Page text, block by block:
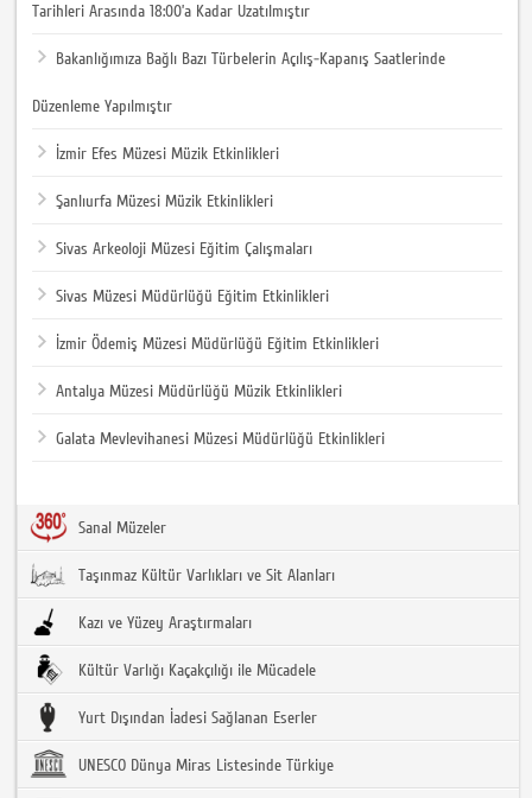
Tarihleri Arasında 18:00’a Kadar Uzatılmıştır
Bakanlığımıza Bağlı Bazı Türbelerin Açılış-Kapanış Saatlerinde
Düzenleme Yapılmıştır
İzmir Efes Müzesi Müzik Etkinlikleri
Şanlıurfa Müzesi Müzik Etkinlikleri
Sivas Arkeoloji Müzesi Eğitim Çalışmaları
Sivas Müzesi Müdürlüğü Eğitim Etkinlikleri
İzmir Ödemiş Müzesi Müdürlüğü Eğitim Etkinlikleri
Antalya Müzesi Müdürlüğü Müzik Etkinlikleri
Galata Mevlevihanesi Müzesi Müdürlüğü Etkinlikleri
Sanal Müzeler
Taşınmaz Kültür Varlıkları ve Sit Alanları
Kazı ve Yüzey Araştırmaları
Kültür Varlığı Kaçakçılığı ile Mücadele
Yurt Dışından İadesi Sağlanan Eserler
UNESCO Dünya Miras Listesinde Türkiye